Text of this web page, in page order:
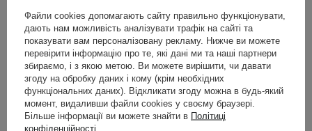
Відгук косметолога
Катажина
Ґжеляк
спеціалізація:
холістичний
Файли cookies допомагають сайту правильно функціонувати,
дають нам можливість аналізувати трафік на сайті та
показувати вам персоналізовану рекламу. Нижче ви можете
перевірити інформацію про те, які дані ми та наші партнери
збираємо, і з якою метою. Ви можете вирішити, чи давати
згоду на обробку даних і кому (крім необхідних
функціональних даних). Відкликати згоду можна в будь-який
момент, видаливши файли cookies у своєму браузері.
Більше інформації ви можете знайти в Політиці
конфіденційності